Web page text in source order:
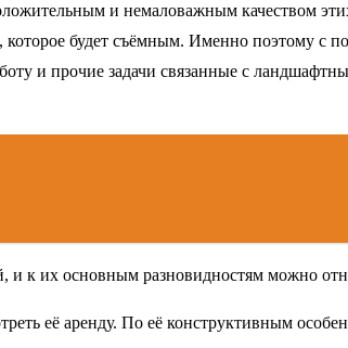
и немаловажным качеством этих
которое будет съёмным. Именно поэтому с
и прочие задачи связанные с
к их основным разновидностям можно
её аренду. По её конструктивным